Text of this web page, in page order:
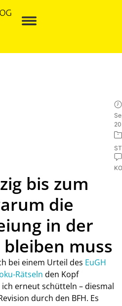
bis zum
die
in der
muss
bei einem Urteil des EuGH
Rätseln den Kopf
erneut schütteln – diesmal
durch den BFH. Es